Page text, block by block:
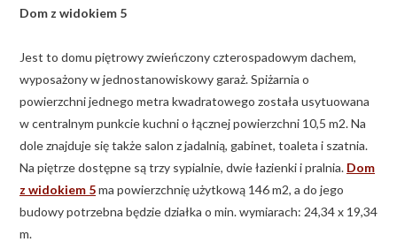
Dom z widokiem 5
Jest to domu piętrowy zwieńczony czterospadowym dachem,
wyposażony w jednostanowiskowy garaż. Spiżarnia o
powierzchni jednego metra kwadratowego została usytuowana
w centralnym punkcie kuchni o łącznej powierzchni 10,5 m2. Na
dole znajduje się także salon z jadalnią, gabinet, toaleta i szatnia.
Na piętrze dostępne są trzy sypialnie, dwie łazienki i pralnia. Dom
z widokiem 5ma powierzchnię użytkową 146 m2, a do jego
budowy potrzebna będzie działka o min. wymiarach: 24,34 x 19,34
m.